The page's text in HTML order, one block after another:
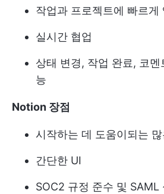
작업과 프로젝트에 빠르게
실시간 협업
상태 변경, 작업 완료, 코멘
능
Notion 장점
시작하는 데 도움이되는
간단한 UI
SOC2 규정 준수 및 SAML